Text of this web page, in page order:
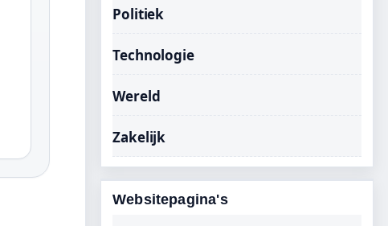
Politiek
Technologie
Wereld
Zakelijk
Websitepagina's